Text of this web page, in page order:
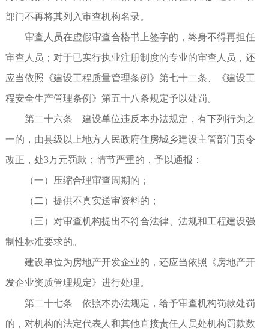
部门不再将其列入审查机构名录。
审查人员在虚假审查合格书上签字的，终身不得再担任
审查人员；对于已实行执业注册制度的专业的审查人员，还
应当依照《建设工程质量管理条例》第七十二条、《建设工
程安全生产管理条例》第五十八条规定予以处罚。
第二十六条 建设单位违反本办法规定，有下列行为之
一的，由县级以上地方人民政府住房城乡建设主管部门责令
改正，处3万元罚款；情节严重的，予以通报：
（一）压缩合理审查周期的；
（二）提供不真实送审资料的；
（三）对审查机构提出不符合法律、法规和工程建设强
制性标准要求的。
建设单位为房地产开发企业的，还应当依照《房地产开
发企业资质管理规定》进行处理。
第二十七条 依照本办法规定，给予审查机构罚款处罚
的，对机构的法定代表人和其他直接责任人员处机构罚款数